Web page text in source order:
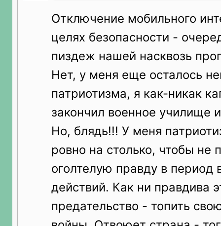
Отключение мобильного
целях безопасности -
пиздеж нашей насквозь
Нет, у меня еще осталось
патриотизма, я как-никак
закончил военное училище
Но, блядь!!! У меня
ровно на столько, чтобы не
оголтелую правду в период
действий. Как ни правдива
предательство - топить